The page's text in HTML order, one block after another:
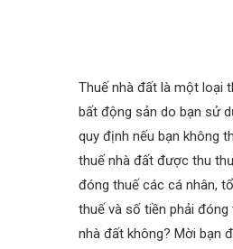
Thuế nhà đất là một loại
bất động sản do bạn sử
quy định nếu bạn không
thuế nhà đất được thu
đóng thuế các cá nhân,
thuế và số tiền phải
nhà đất không? Mời bạn